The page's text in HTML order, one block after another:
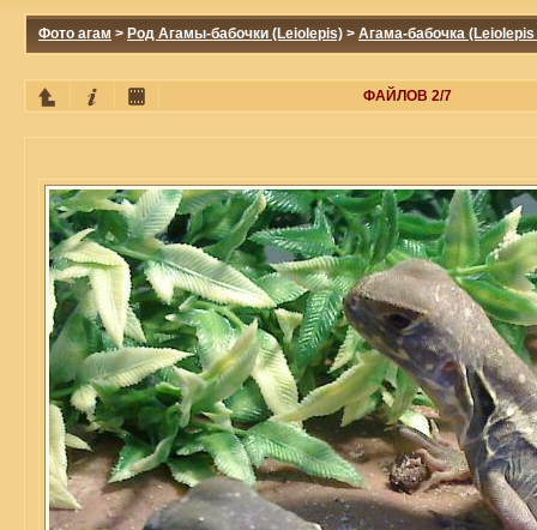
Фото агам > Род Агамы-бабочки (Leiolepis) > Агама-бабочка
ФАЙЛОВ 2/7